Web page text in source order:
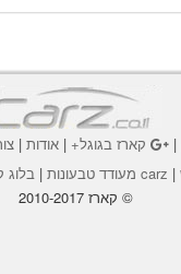
| קארז בגוגל+|אודות |
| carz מעודד טבעונות | בלוג
© קארז 2010-2017